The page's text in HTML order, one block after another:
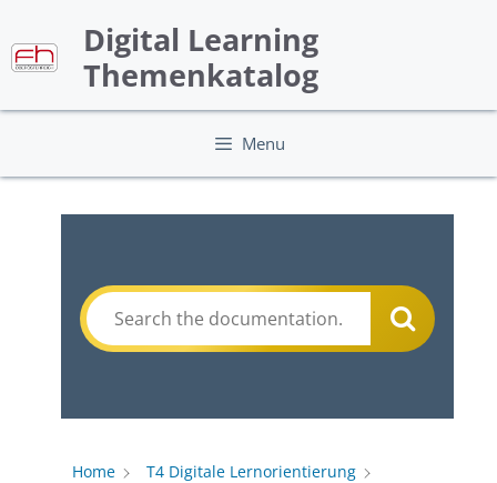
content
Digital Learning
Themenkatalog
Menu
Home
T4 Digitale Lernorientierung